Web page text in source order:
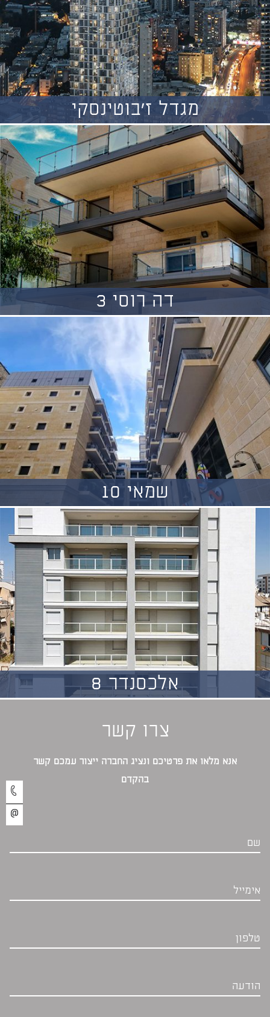
מגדל ז'בוטינסקי
דה רוסי 3
שמאי 10
אלכסנדר 8
צרו קשר
אנא מלאו את פרטיכם ונציג החברה ייצור עמכם קשר
בהקדם‎
שם
אימייל
טלפון
הודעה